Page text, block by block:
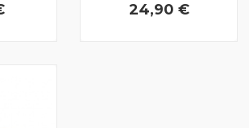
24,90 €